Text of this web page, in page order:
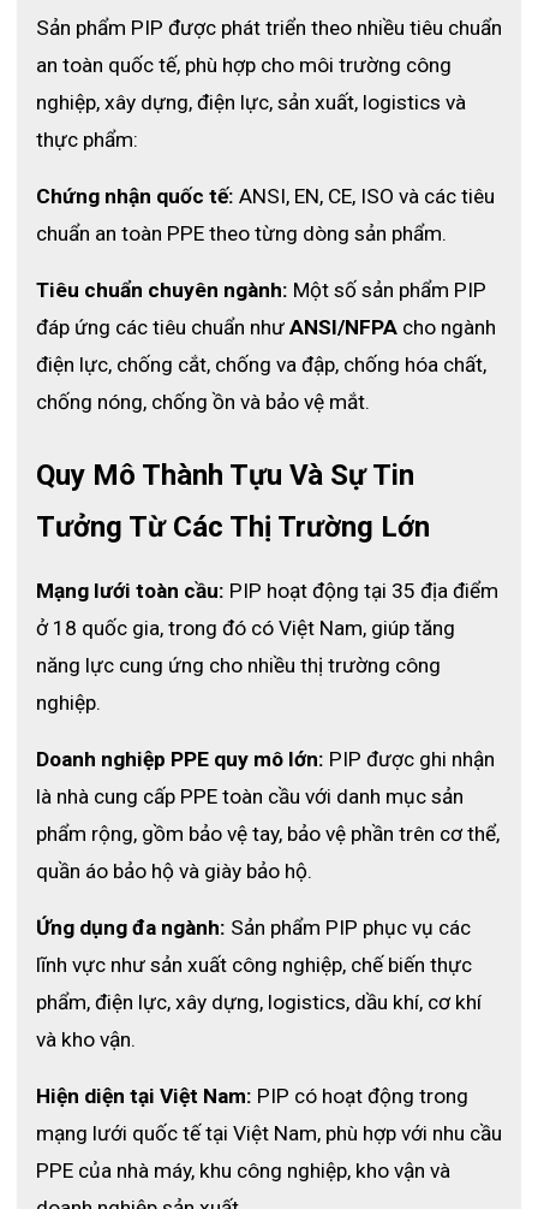
xuất, bảo trì và các môi trường làm việc có rủi ro cao.
2. Thông số kỹ thuật găng tay
MaxiChem 76-830
- Mã sản phẩm: 76-830
- Màu sắc: xanh lá cây
- Chiều dài: 35 cm
- Chất liệu: NBR (nitrile butadiene rubber)
- Kết cấu: phủ lớp Micro-Foam chống trơn trượt
- Kiểu dáng: găng tay dài, bảo vệ toàn bộ bàn tay và cổ
- Tiêu chuẩn: EN ISO 21420:2020, EN 388:2016 +
A1:2018, EN ISO 374-1:2016 + A1:2018 / Type A, EN
ISO 374-5:2016
Sản phẩm PIP được phát triển theo nhiều tiêu chuẩn
an toàn quốc tế, phù hợp cho môi trường công
nghiệp, xây dựng, điện lực, sản xuất, logistics và
thực phẩm:
Chứng nhận quốc tế: ANSI, EN, CE, ISO và các tiêu
chuẩn an toàn PPE theo từng dòng sản phẩm.
Tiêu chuẩn chuyên ngành: Một số sản phẩm PIP
đáp ứng các tiêu chuẩn như ANSI/NFPA cho ngành
điện lực, chống cắt, chống va đập, chống hóa chất,
chống nóng, chống ồn và bảo vệ mắt.
Quy Mô Thành Tựu Và Sự Tin
Tưởng Từ Các Thị Trường Lớn
Mạng lưới toàn cầu: PIP hoạt động tại 35 địa điểm
ở 18 quốc gia, trong đó có Việt Nam, giúp tăng
năng lực cung ứng cho nhiều thị trường công
nghiệp.
Doanh nghiệp PPE quy mô lớn: PIP được ghi nhận
là nhà cung cấp PPE toàn cầu với danh mục sản
phẩm rộng, gồm bảo vệ tay, bảo vệ phần trên cơ thể,
quần áo bảo hộ và giày bảo hộ.
Ứng dụng đa ngành: Sản phẩm PIP phục vụ các
lĩnh vực như sản xuất công nghiệp, chế biến thực
phẩm, điện lực, xây dựng, logistics, dầu khí, cơ khí
và kho vận.
Hiện diện tại Việt Nam: PIP có hoạt động trong
mạng lưới quốc tế tại Việt Nam, phù hợp với nhu cầu
PPE của nhà máy, khu công nghiệp, kho vận và